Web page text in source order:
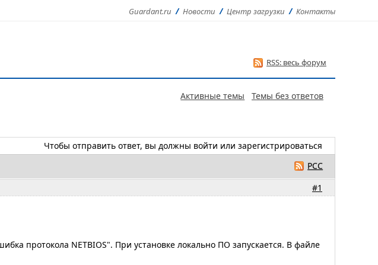
Guardant.ru Новости Центр загрузки Контакты
RSS: весь форум
Активные темы Темы без ответов
Чтобы отправить ответ, вы должны войти или зарегистрироваться
РСС
#1
протокола NETBIOS". При установке локально ПО запускается. В файле